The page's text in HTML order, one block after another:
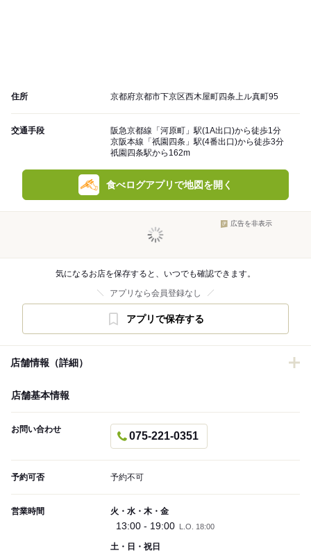
住所 京都府京都市下京区西木屋町四条上ル真町95
交通手段
阪急京都線「河原町」駅(1A出口)から徒歩1分
京阪本線「祇園四条」駅(4番出口)から徒歩3分
祇園四条駅から162m
食べログアプリで地図を開く
広告を非表示
気になるお店を保存すると、いつでも確認できます。
アプリなら会員登録なし
アプリで保存する
店舗情報（詳細）
店舗基本情報
お問い合わせ
075-221-0351
予約可否 予約不可
営業時間 火・水・木・金
13:00 - 19:00 L.O. 18:00
土・日・祝日